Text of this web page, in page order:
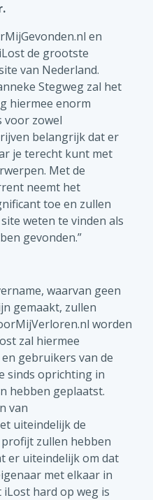
en
de grootste
van Nederland.
Stegweg zal het
hiermee enorm
voor zowel
belangrijk dat er
je terecht kunt met
Met de
neemt het
toe en zullen
weten te vinden als
gevonden.”
waarvan geen
gemaakt, zullen
worden
zal hiermee
gebruikers van de
sinds oprichting in
hebben geplaatst.
van
uiteindelijk de
zullen hebben
er uiteindelijk om dat
met elkaar in
hard op weg is